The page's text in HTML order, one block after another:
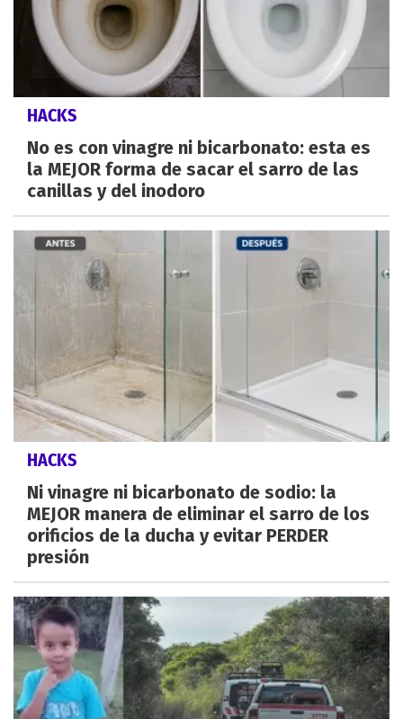
HACKS
No es con vinagre ni bicarbonato: esta es
la MEJOR forma de sacar el sarro de las
canillas y del inodoro
HACKS
Ni vinagre ni bicarbonato de sodio: la
MEJOR manera de eliminar el sarro de los
orificios de la ducha y evitar PERDER
presión